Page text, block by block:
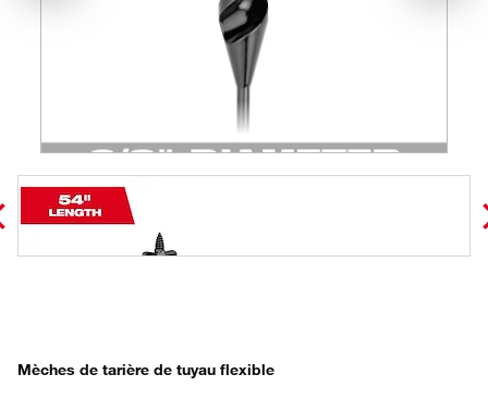
Mèches de tarière de tuyau flexible